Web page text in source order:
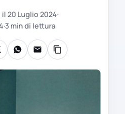
il 20 Luglio 2024·
·3 min di lettura